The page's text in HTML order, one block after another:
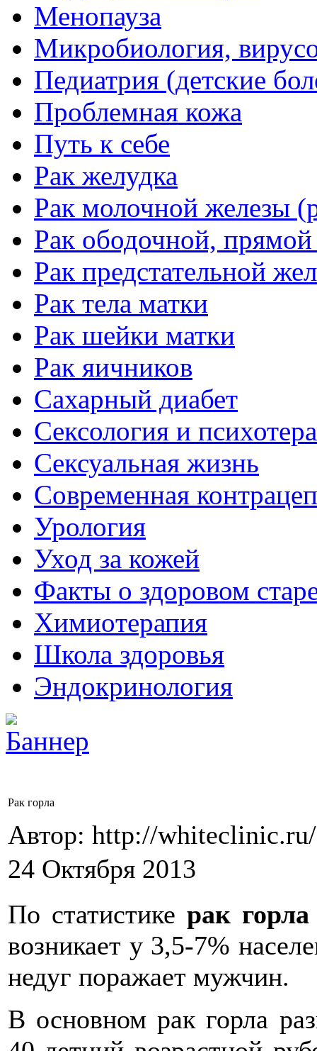
Менопауза
Микробиология,
Педиатрия (детские
Проблемная кожа
Путь к себе
Рак желудка
Рак молочной железы
Рак ободочной,
Рак предстательной
Рак тела матки
Рак шейки матки
Рак яичников
Сахарный диабет
Сексология и
Сексуальная жизнь
Современная
Урология
Уход за кожей
Факты о здоровом
Химиoтерапия
Школа здоровья
Эндокринология
Рак горла
Автор: http://
24 Октября 2013
По статистике рак горла
возникает у 3,5-7%
недуг поражает мужчин.
В основном рак горла